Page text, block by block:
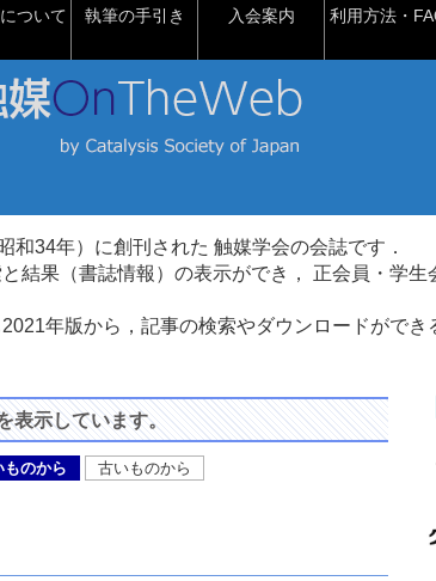
ついて 執筆の手引き 入会案内 利用方法・
和34年）に創刊された 触媒学会の会誌です．
結果（書誌情報）の表示ができ， 正会員・学
年版から，記事の検索やダウンロードができ
表示しています。
ものから 古いものから